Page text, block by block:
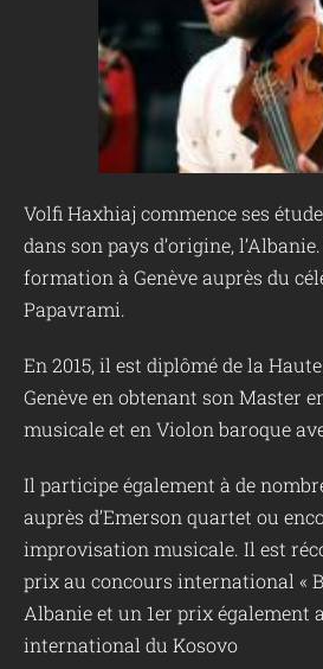
Volfi Haxhiaj commence ses
dans son pays d’origine,
formation à Genève auprès du
Papavrami.
En 2015, il est diplômé de la
Genève en obtenant son Master
musicale et en Violon baroque
Il participe également à de
auprès d’Emerson quartet ou
improvisation musicale. Il est
prix au concours international «
Albanie et un 1er prix également
international du Kosovo